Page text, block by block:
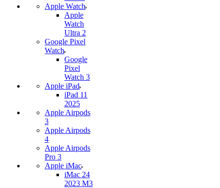
Apple Watch
Apple
Watch
Ultra 2
Google Pixel
Watch
Google
Pixel
Watch 3
Apple iPad
iPad 11
2025
Apple Airpods
3
Apple Airpods
4
Apple Airpods
Pro 3
Apple iMac
iMac 24
2023 M3